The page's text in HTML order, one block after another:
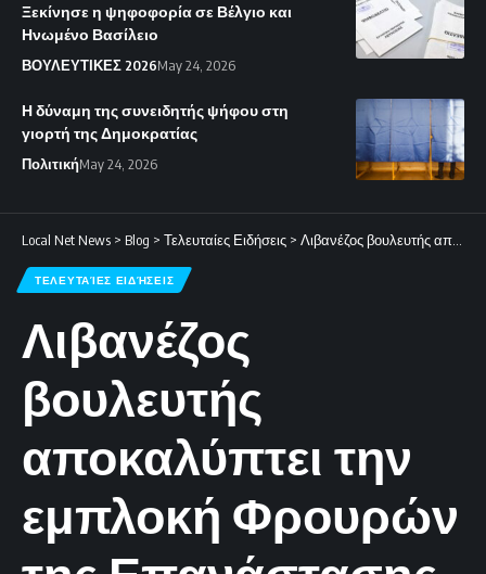
Ξεκίνησε η ψηφοφορία σε Βέλγιο και
Ηνωμένο Βασίλειο
ΒΟΥΛΕΥΤΙΚΕΣ 2026May 24, 2026
Η δύναμη της συνειδητής ψήφου στη
γιορτή της Δημοκρατίας
ΠολιτικήMay 24, 2026
Local Net News > Blog > Τελευταίες Ειδήσεις > Λιβανέζος βουλευτής αποκαλύπτει την εμπλοκή Φρουρών της Επανάστασης και Χεζμπολάχ στην αποστολή drones κατά της Κύπρου.
ΤΕΛΕΥΤΑΊΕΣ ΕΙΔΉΣΕΙΣ
Λιβανέζος
βουλευτής
αποκαλύπτει την
εμπλοκή Φρουρών